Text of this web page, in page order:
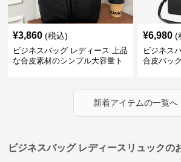
¥3,860 (税込)
ビジネスバッグ レディース 上品
な合皮素材のシンプル大容量ト
¥6,980 (
ビジネス
合皮バッ
新着アイテムの一覧へ
ビジネスバッグ レディースリュックの